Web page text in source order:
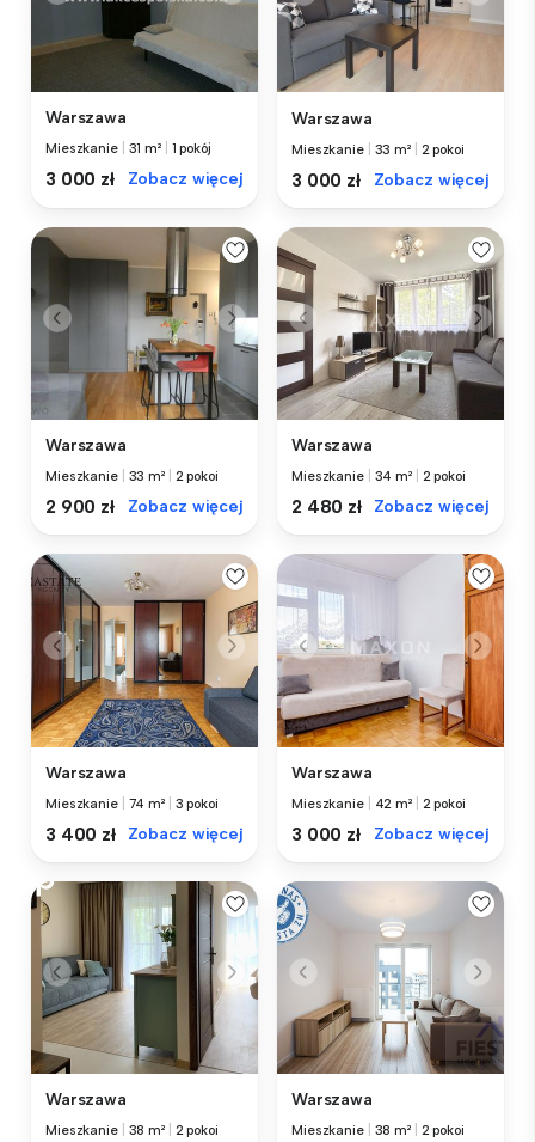
Warszawa
Mieszkanie 31 m² 1 pokój
3 000 zł Zobacz więcej
Warszawa
Mieszkanie 33 m² 2 pokoi
3 000 zł Zobacz więcej
Warszawa
Mieszkanie 33 m² 2 pokoi
2 900 zł Zobacz więcej
Warszawa
Mieszkanie 34 m² 2 pokoi
2 480 zł Zobacz więcej
Warszawa
Mieszkanie 74 m² 3 pokoi
3 400 zł Zobacz więcej
Warszawa
Mieszkanie 42 m² 2 pokoi
3 000 zł Zobacz więcej
Warszawa
Mieszkanie 38 m² 2 pokoi
Warszawa
Mieszkanie 38 m² 2 pokoi